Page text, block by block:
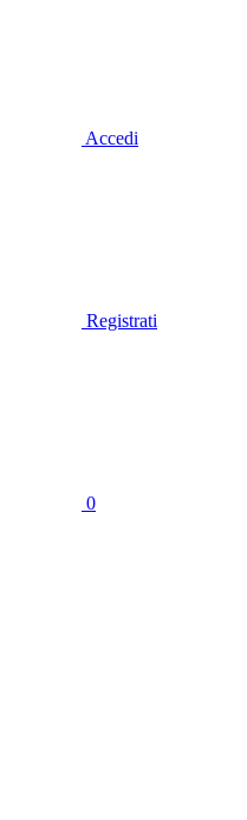
Accedi
Registrati
0